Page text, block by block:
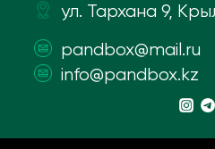
ул. Тархана 9,
pandbox@mail.ru
info@pandbox.kz